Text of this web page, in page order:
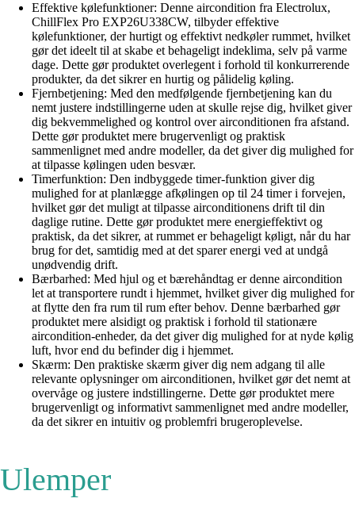
Effektive kølefunktioner: Denne aircondition fra Electrolux,
ChillFlex Pro EXP26U338CW, tilbyder effektive
kølefunktioner, der hurtigt og effektivt nedkøler rummet, hvilket
gør det ideelt til at skabe et behageligt indeklima, selv på varme
dage. Dette gør produktet overlegent i forhold til konkurrerende
produkter, da det sikrer en hurtig og pålidelig køling.
Fjernbetjening: Med den medfølgende fjernbetjening kan du
nemt justere indstillingerne uden at skulle rejse dig, hvilket giver
dig bekvemmelighed og kontrol over airconditionen fra afstand.
Dette gør produktet mere brugervenligt og praktisk
sammenlignet med andre modeller, da det giver dig mulighed for
at tilpasse kølingen uden besvær.
Timerfunktion: Den indbyggede timer-funktion giver dig
mulighed for at planlægge afkølingen op til 24 timer i forvejen,
hvilket gør det muligt at tilpasse airconditionens drift til din
daglige rutine. Dette gør produktet mere energieffektivt og
praktisk, da det sikrer, at rummet er behageligt køligt, når du har
brug for det, samtidig med at det sparer energi ved at undgå
unødvendig drift.
Bærbarhed: Med hjul og et bærehåndtag er denne aircondition
let at transportere rundt i hjemmet, hvilket giver dig mulighed for
at flytte den fra rum til rum efter behov. Denne bærbarhed gør
produktet mere alsidigt og praktisk i forhold til stationære
aircondition-enheder, da det giver dig mulighed for at nyde kølig
luft, hvor end du befinder dig i hjemmet.
Skærm: Den praktiske skærm giver dig nem adgang til alle
relevante oplysninger om airconditionen, hvilket gør det nemt at
overvåge og justere indstillingerne. Dette gør produktet mere
brugervenligt og informativt sammenlignet med andre modeller,
da det sikrer en intuitiv og problemfri brugeroplevelse.
Ulemper